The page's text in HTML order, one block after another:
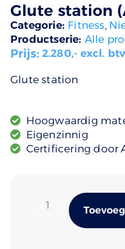
Glute station
Categorie: Fitness,
Productserie: Alle
Prijs:2.280,- excl.
Glute station
Hoogwaardig
Eigenzinnig
Certificering door